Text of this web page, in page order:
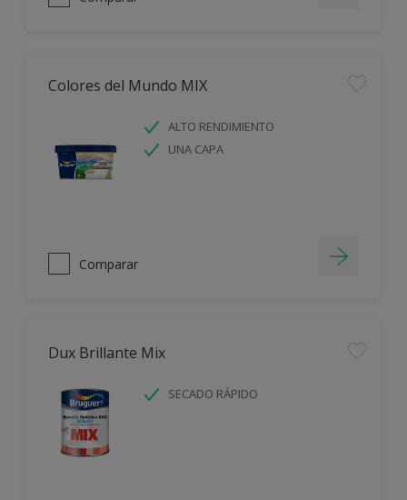
Colores del Mundo MIX
ALTO RENDIMIENTO
UNA CAPA
Comparar
Dux Brillante Mix
SECADO RÁPIDO